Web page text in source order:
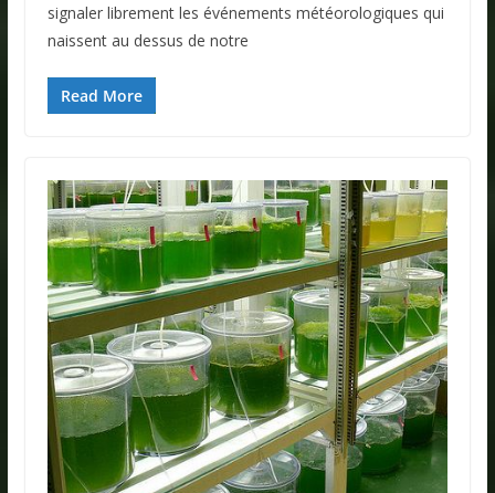
signaler librement les événements météorologiques qui
naissent au dessus de notre
Read More